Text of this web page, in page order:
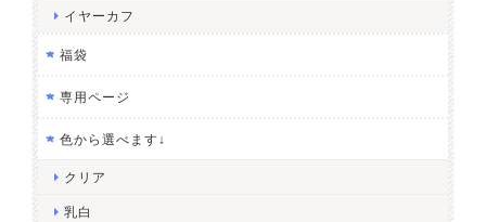
イヤーカフ
福袋
専用ページ
色から選べます↓
クリア
乳白